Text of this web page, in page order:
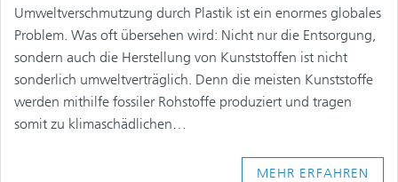
Umweltverschmutzung durch Plastik ist ein enormes globales
Problem. Was oft übersehen wird: Nicht nur die Entsorgung,
sondern auch die Herstellung von Kunststoffen ist nicht
sonderlich umweltverträglich. Denn die meisten Kunststoffe
werden mithilfe fossiler Rohstoffe produziert und tragen
somit zu klimaschädlichen…
MEHR ERFAHREN